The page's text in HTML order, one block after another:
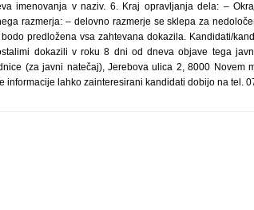
imenovanja v naziv. 6. Kraj opravljanja dela: –
razmerja: – delovno razmerje se sklepa za
predložena vsa zahtevana dokazila. Kandidati/
dokazili v roku 8 dni od dneva objave tega
(za javni natečaj), Jerebova ulica 2, 8000 Novem
informacije lahko zainteresirani kandidati dobijo na tel.